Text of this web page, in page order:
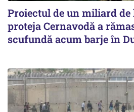
Proiectul de un miliard de
proteja Cernavodă a
scufundă acum barje în